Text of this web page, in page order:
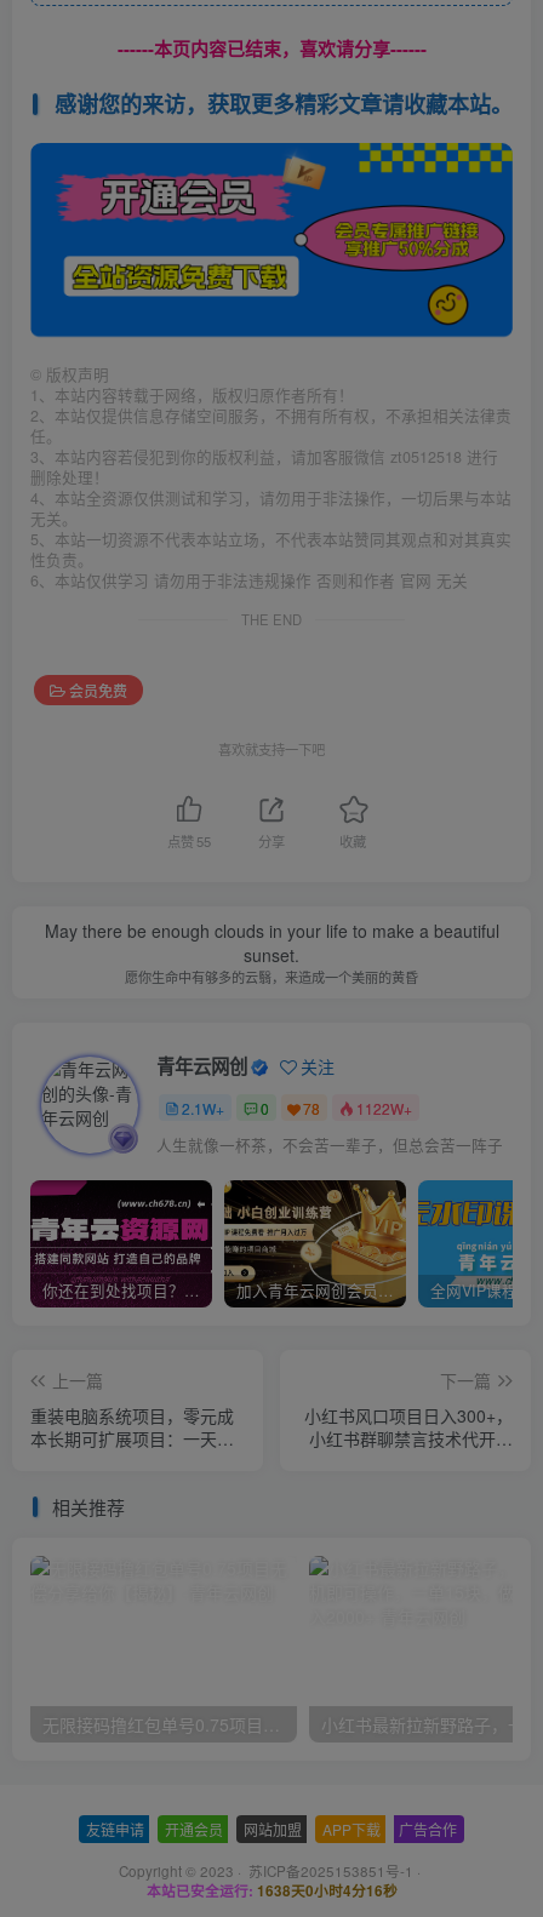
------本页内容已结束，喜欢请分享------
感谢您的来访，获取更多精彩文章请收藏本站。
© 版权声明
1、本站内容转载于网络，版权归原作者所有！
2、本站仅提供信息存储空间服务，不拥有所有权，不承担相关法律责
任。
3、本站内容若侵犯到你的版权利益，请加客服微信 zt0512518 进行
删除处理！
4、本站全资源仅供测试和学习，请勿用于非法操作，一切后果与本站
无关。
5、本站一切资源不代表本站立场，不代表本站赞同其观点和对其真实
性负责。
6、本站仅供学习 请勿用于非法违规操作 否则和作者 官网 无关
THE END
会员免费
喜欢就支持一下吧
点赞55 分享 收藏
May there be enough clouds in your life to make a beautiful
sunset.
愿你生命中有够多的云翳，来造成一个美丽的黄昏
青年云网创 关注
2.1W+ 0 78 1122W+
人生就像一杯茶，不会苦一辈子，但总会苦一阵子
你还在到处找项目？还在当韭菜？我靠卖项目一个月收入5万+，曾经我也是个失败者。 加入青年云网创会员，全站资源免费学习。加入高级合伙人，推广日入1000+
上一篇
重装电脑系统项目，零元成
本长期可扩展项目：一天可
下一篇
小红书风口项目日入300+，
小红书群聊禁言技术代开项
相关推荐
无限接码撸红包单号0.75项目无偿分享给你【揭秘】
友链申请 开通会员 网站加盟 APP下载 广告合作
Copyright © 2023 · 苏ICP备2025153851号-1 ·
本站已安全运行: 1638天0小时4分17秒